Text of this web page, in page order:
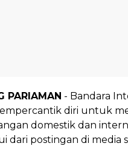
PARIAMAN - Bandara
diri untuk
domestik dan
dari postingan di media